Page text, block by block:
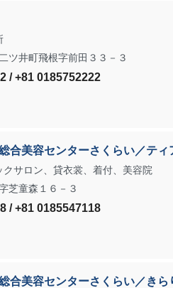
ツ井町飛根字前田３３－３
/ +81 0185752222
合美容センターさくらい／ティ
クサロン、貸衣裳、着付、美容院
芝童森１６－３
/ +81 0185547118
合美容センターさくらい／きら